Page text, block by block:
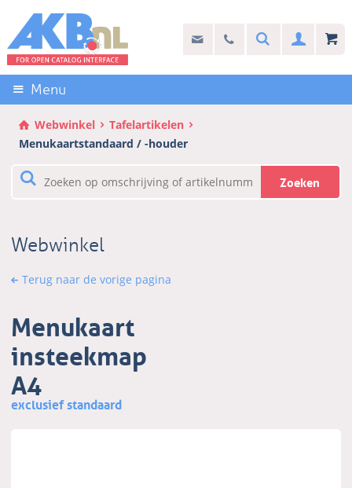
links
over
Direct
naar
de
inhoud
Direct
het
info@akb.nl
Stel uw vraag
030 69 50 814Search
Menu
Webwinkel
Tafelartikelen
Menukaartstandaard / -houder
Zoeken
Webwinkel
Terug naar de vorige pagina
Menukaart
insteekmap
A4
exclusief standaard